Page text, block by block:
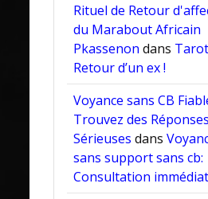
Rituel de Retour
du Marabout Africain
Pkassenon dans
Retour d’un ex !
Voyance sans CB
Trouvez des Réponses
Sérieuses dans
sans support sans cb:
Consultation